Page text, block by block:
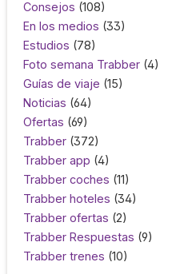
Consejos (108)
En los medios (33)
Estudios (78)
Foto semana Trabber (4)
Guías de viaje (15)
Noticias (64)
Ofertas (69)
Trabber (372)
Trabber app (4)
Trabber coches (11)
Trabber hoteles (34)
Trabber ofertas (2)
Trabber Respuestas (9)
Trabber trenes (10)